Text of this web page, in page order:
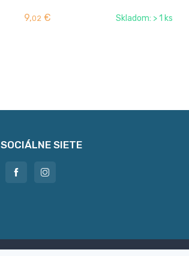
9,02 € Skladom: > 1 ks
SOCIÁLNE SIETE